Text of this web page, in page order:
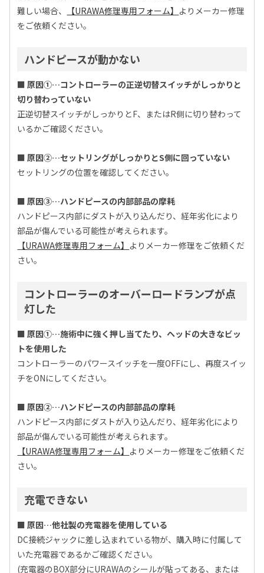
難しい場合、
【URAWA修理専用フォーム】 よりメーカー修理
をご依頼ください。
ハンドピースが動かない
■ 原因①…コントローラーの正逆切替スイッチがしっかりと
切り替わっていない
正逆切替スイッチがしっかりとF、またはR側に切り替わって
いるかご確認ください。
■ 原因②…セットリングがしっかりとS側に回っていない
セットリングの位置を確認してください。
■ 原因③…ハンドピースの内部部品の摩耗
ハンドピース内部にダストが入り込んだり、経年劣化により
部品が傷んでいる可能性が考えられます。
【URAWA修理専用フォーム】 よりメーカー修理をご依頼くだ
さい。
コントローラーのオーバーロードランプが点
灯した
■ 原因①…施術中に強く押し当てたり、ヘッドの大きなビッ
トを使用した
コントローラーのパワースイッチを一度OFFにし、再度スイッ
チをONにしてください。
■ 原因②…ハンドピースの内部部品の摩耗
ハンドピース内部にダストが入り込んだり、経年劣化により
部品が傷んでいる可能性が考えられます。
【URAWA修理専用フォーム】 よりメーカー修理をご依頼くだ
さい。
充電できない
■ 原因…他社製の充電器を使用している
DC接続ジャックに差し込まれている物が、購入時に付属して
いた充電器であるかご確認ください。
(充電器のBOX部分にURAWAのシールが貼ってある、または